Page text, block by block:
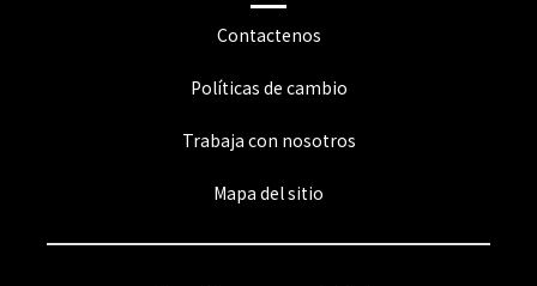
Contactenos
Políticas de cambio
Trabaja con nosotros
Mapa del sitio